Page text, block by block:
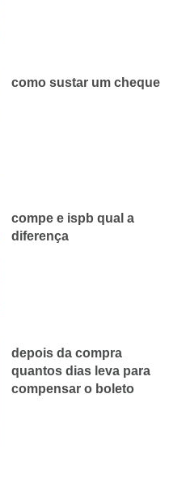
como sustar um cheque
compe e ispb qual a
diferença
depois da compra
quantos dias leva para
compensar o boleto